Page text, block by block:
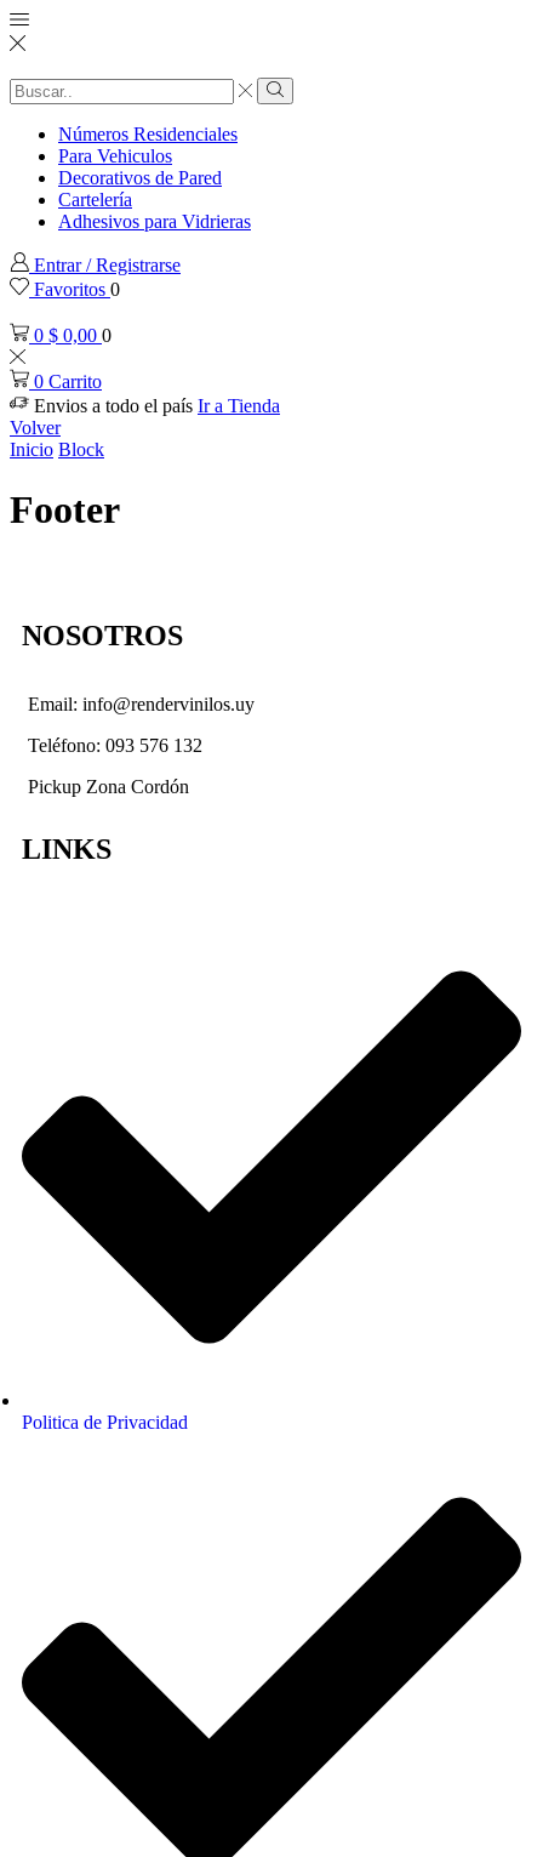
Números Residenciales
Para Vehiculos
Decorativos de Pared
Cartelería
Adhesivos para Vidrieras
Entrar / Registrarse
Favoritos 0
0 $ 0,00 0
0 Carrito
Envios a todo el país Ir a Tienda
Volver
Inicio Block
Footer
NOSOTROS
Email: info@rendervinilos.uy
Teléfono: 093 576 132
Pickup Zona Cordón
LINKS
Politica de Privacidad